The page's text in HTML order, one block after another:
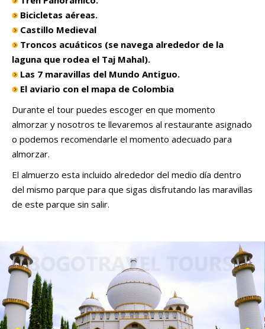
Bicicletas aéreas.
Castillo Medieval
Troncos acuáticos (se navega alrededor de la
laguna que rodea el Taj Mahal).
Las 7 maravillas del Mundo Antiguo.
El aviario con el mapa de Colombia
Durante el tour puedes escoger en que momento
almorzar y nosotros te llevaremos al restaurante asignado
o podemos recomendarle el momento adecuado para
almorzar.
El almuerzo esta incluido alrededor del medio día dentro
del mismo parque para que sigas disfrutando las maravillas
de este parque sin salir.